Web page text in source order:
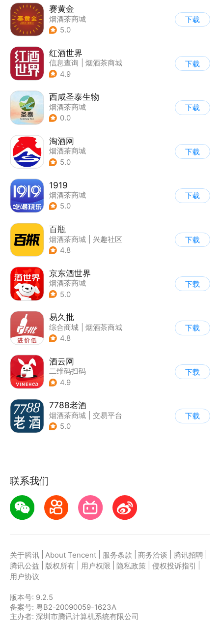
赛黄金
烟酒茶商城
5.0
下载
红酒世界
信息查询
烟酒茶商城
4.9
下载
西咸圣泰生物
烟酒茶商城
0.0
下载
淘酒网
烟酒茶商城
5.0
下载
1919
烟酒茶商城
5.0
下载
百瓶
烟酒茶商城
兴趣社区
4.8
下载
京东酒世界
烟酒茶商城
5.0
下载
易久批
综合商城
烟酒茶商城
4.8
下载
酒云网
二维码扫码
| 烟酒茶商城
4.9
下载
7788老酒
烟酒茶商城
交易平台
5.0
下载
联系我们
关于腾讯 About Tencent 服务条款 商务洽谈 腾讯招聘
腾讯公益
版权所有 用户权限 隐私政策 侵权投诉指引
用户协议
版本号: 9.2.5
备案号: 粤B2-20090059-1623A
主办者: 深圳市腾讯计算机系统有限公司